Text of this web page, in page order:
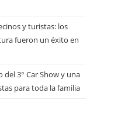
y turistas: los
fueron un éxito en
3° Car Show y una
para toda la familia